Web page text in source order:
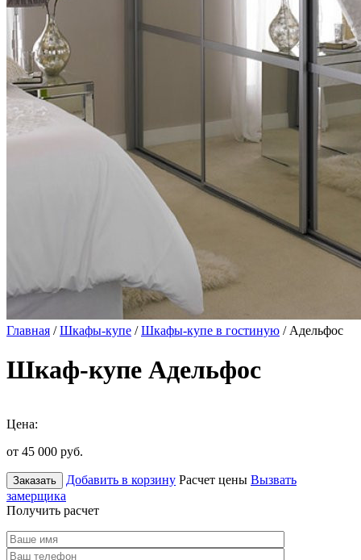
Главная /Шкафы-купе /Шкафы-купе в гостиную / Адельфос
Шкаф-купе Адельфос
Цена:
от 45 000 руб.
Заказать Добавить в корзину Расчет цены Вызвать
замерщика
Получить расчет